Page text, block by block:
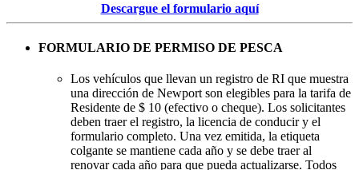
Descargue el formulario aquí
FORMULARIO DE PERMISO DE PESCA
Los vehículos que llevan un registro de RI que muestra
una dirección de Newport son elegibles para la tarifa de
Residente de $ 10 (efectivo o cheque). Los solicitantes
deben traer el registro, la licencia de conducir y el
formulario completo. Una vez emitida, la etiqueta
colgante se mantiene cada año y se debe traer al
renovar cada año para que pueda actualizarse. Todos